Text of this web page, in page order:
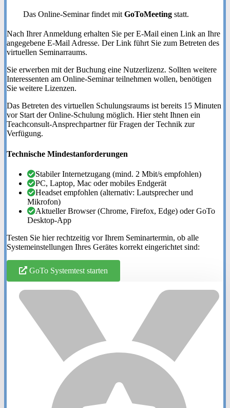
Das Online-Seminar findet mit GoToMeeting statt.
Nach Ihrer Anmeldung erhalten Sie per E-Mail einen Link an Ihre
angegebene E-Mail Adresse. Der Link führt Sie zum Betreten des
virtuellen Seminarraums.
Sie erwerben mit der Buchung eine Nutzerlizenz. Sollten weitere
Interessenten am Online-Seminar teilnehmen wollen, benötigen
Sie weitere Lizenzen.
Das Betreten des virtuellen Schulungsraums ist bereits 15 Minuten
vor Start der Online-Schulung möglich. Hier steht Ihnen ein
Teachconsult-Ansprechpartner für Fragen der Technik zur
Verfügung.
Technische Mindestanforderungen
Stabiler Internetzugang (mind. 2 Mbit/s empfohlen)
PC, Laptop, Mac oder mobiles Endgerät
Headset empfohlen (alternativ: Lautsprecher und
Mikrofon)
Aktueller Browser (Chrome, Firefox, Edge) oder GoTo
Desktop-App
Testen Sie hier rechtzeitig vor Ihrem Seminartermin, ob alle
Systemeinstellungen Ihres Gerätes korrekt eingerichtet sind:
GoTo Systemtest starten